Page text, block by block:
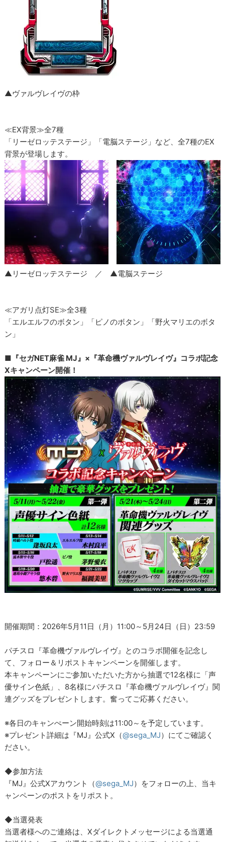
▲ヴァルヴレイヴの枠
≪EX背景≫全7種
「リーゼロッテステージ」「電脳ステージ」など、全7種のEX
背景が登場します。
▲リーゼロッテステージ ／ ▲電脳ステージ
≪アガリ点灯SE≫全3種
「エルエルフのボタン」「ピノのボタン」「野火マリエのボタ
ン」
■『セガNET麻雀 MJ』×『革命機ヴァルヴレイヴ』コラボ記念
Xキャンペーン開催！
開催期間：2026年5月11日（月）11:00～5月24日（日）23:59
パチスロ『革命機ヴァルヴレイヴ』とのコラボ開催を記念し
て、フォロー＆リポストキャンペーンを開催します。
本キャンペーンにご参加いただいた方から抽選で12名様に「声
優サイン色紙」、8名様にパチスロ『革命機ヴァルヴレイヴ』関
連グッズをプレゼントします。奮ってご応募ください。
※各日のキャンぺーン開始時刻は11:00～を予定しています。
※プレゼント詳細は『MJ』公式X（@sega_MJ）にてご確認く
ださい。
◆参加方法
『MJ』公式Xアカウント（@sega_MJ）をフォローの上、当キ
ャンペーンのポストをリポスト。
◆当選発表
当選者様へのご連絡は、Xダイレクトメッセージによる当選通